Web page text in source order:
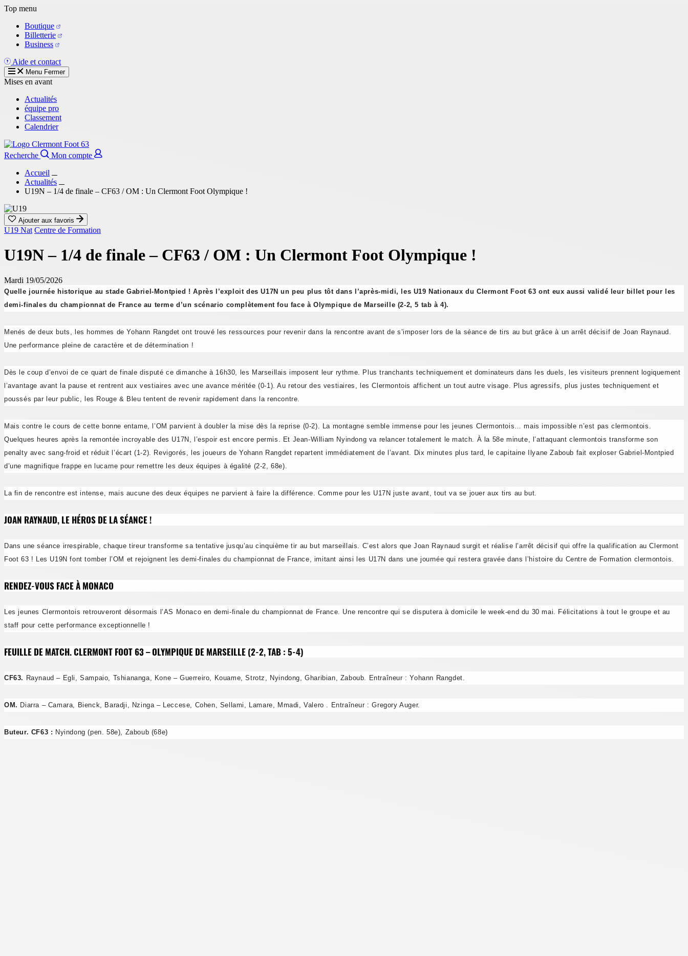
Aller
contenu
principal
Top menu
Boutique
Billetterie
Business
Aide et contact
Menu Fermer
Mises en avant
Actualités
équipe pro
Classement
Calendrier
Recherche
Mon compte
Accueil
Actualités
U19N – 1/4 de finale – CF63 / OM : Un Clermont Foot Olympique !
Ajouter aux favoris
U19 Nat Centre de Formation
U19N – 1/4 de finale – CF63 / OM : Un Clermont Foot Olympique !
Mardi 19/05/2026
Quelle journée historique au stadeGabriel-Montpied ! Après l’exploit des U17N un peu plus tôt dans l’après-midi, les U19 Nationaux du Clermont Foot 63 ont eux aussi validé leur billet pour les
demi-finales du championnat de France au terme d’un scénario complètement fou face à Olympique de Marseille (2-2, 5 tab à 4).
Menés de deux buts, les hommes de Yohann Rangdet ont trouvé les ressources pour revenir dans la rencontre avant de s’imposer lors de la séance de tirs au but grâce à un arrêt décisif de Joan Raynaud.
Une performance pleine de caractère et de détermination !
Dès le coup d’envoi de ce quart de finale disputé ce dimanche à 16h30, les Marseillais imposent leur rythme. Plus tranchants techniquement et dominateurs dans les duels, les visiteurs prennent logiquement
l’avantage avant la pause et rentrent aux vestiaires avec une avance méritée (0-1). Au retour des vestiaires, les Clermontois affichent un tout autre visage. Plus agressifs, plus justes techniquement et
poussés par leur public, les Rouge & Bleu tentent de revenir rapidement dans la rencontre.
Mais contre le cours de cette bonne entame, l’OM parvient à doubler la mise dès la reprise (0-2). La montagne semble immense pour les jeunes Clermontois… mais impossible n’est pas clermontois.
Quelques heures après la remontée incroyable des U17N, l’espoir est encore permis. Et Jean-William Nyindong va relancer totalement le match. À la 58e minute, l’attaquant clermontois transforme son
penalty avec sang-froid et réduit l’écart (1-2). Revigorés, les joueurs de Yohann Rangdet repartent immédiatement de l’avant. Dix minutes plus tard, le capitaine Ilyane Zaboub fait exploser Gabriel-Montpied
d’une magnifique frappe en lucarne pour remettre les deux équipes à égalité (2-2, 68e).
La fin de rencontre est intense, mais aucune des deux équipes ne parvient à faire la différence. Comme pour les U17N juste avant, tout va se jouer aux tirs au but.
JOAN RAYNAUD, LE HÉROS DE LA SÉANCE !
Dans une séance irrespirable, chaque tireur transforme sa tentative jusqu’au cinquième tir au but marseillais. C’est alors que Joan Raynaud surgit et réalise l’arrêt décisif qui offre la qualification au Clermont
Foot 63 ! Les U19N font tomber l’OM et rejoignent les demi-finales du championnat de France, imitant ainsi les U17N dans une journée qui restera gravée dans l’histoire du Centre de Formation clermontois.
RENDEZ-VOUS FACE À MONACO
Les jeunes Clermontois retrouveront désormais l’AS Monaco en demi-finale du championnat de France. Une rencontre qui se disputera à domicile le week-end du 30 mai. Félicitations à tout le groupe et au
staff pour cette performance exceptionnelle !
FEUILLE DE MATCH. CLERMONT FOOT 63 – OLYMPIQUE DE MARSEILLE (2-2, TAB : 5-4)
CF63. Raynaud – Egli, Sampaio, Tshiananga, Kone – Guerreiro, Kouame, Strotz, Nyindong, Gharibian, Zaboub. Entraîneur : Yohann Rangdet.
OM. Diarra – Camara, Bienck, Baradji, Nzinga – Leccese, Cohen, Sellami, Lamare, Mmadi, Valero . Entraîneur : Gregory Auger.
Buteur. CF63 : Nyindong (pen. 58e), Zaboub (68e)